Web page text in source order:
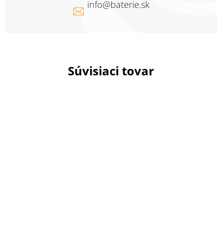
Súvisiaci tovar
info@baterie.sk